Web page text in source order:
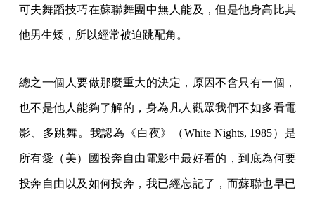
可夫舞蹈技巧在蘇聯舞團中無人能及，但是他身高比其
他男生矮，所以經常被迫跳配角。
總之一個人要做那麼重大的決定，原因不會只有一個，
也不是他人能夠了解的，身為凡人觀眾我們不如多看電
影、多跳舞。我認為《白夜》（White Nights, 1985）是
所有愛（美）國投奔自由電影中最好看的，到底為何要
投奔自由以及如何投奔，我已經忘記了，而蘇聯也早已